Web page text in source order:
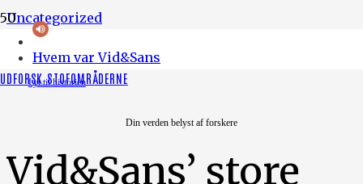
Hvem var Vid&Sans
UDFORSK STOFOMRÅDERNE
Din verden belyst af forskere
Uncategorized
Lyt til historien
Vid&Sans’ store